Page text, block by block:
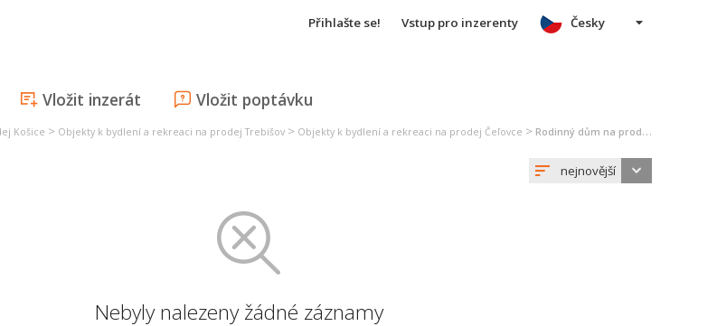
Přihlašte se! Vstup pro inzerenty
Vložit inzerát Vložit poptávku
Česky
Košice > Objekty k bydlení a rekreaci na prodej Trebišov > Objekty k bydlení a rekreaci na prodej Čeľovce > Rodinný dům na prodej Čeľovce
nejnovější
Nebyly nalezeny žádné záznamy